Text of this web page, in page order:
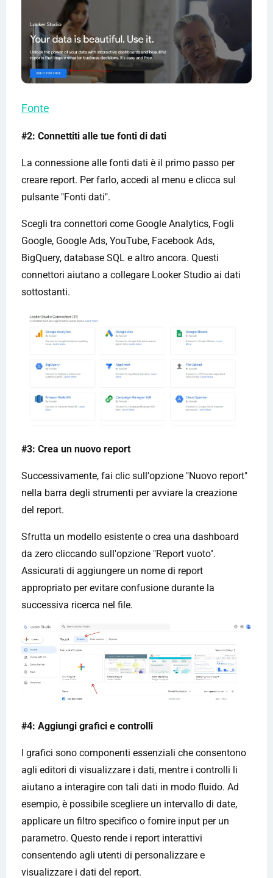
Fonte
#2: Connettiti alle tue fonti di dati
La connessione alle fonti dati è il primo passo per
creare report. Per farlo, accedi al menu e clicca sul
pulsante "Fonti dati".
Scegli tra connettori come Google Analytics, Fogli
Google, Google Ads, YouTube, Facebook Ads,
BigQuery, database SQL e altro ancora. Questi
connettori aiutano a collegare Looker Studio ai dati
sottostanti.
#3: Crea un nuovo report
Successivamente, fai clic sull'opzione "Nuovo report"
nella barra degli strumenti per avviare la creazione
del report.
Sfrutta un modello esistente o crea una dashboard
da zero cliccando sull'opzione "Report vuoto".
Assicurati di aggiungere un nome di report
appropriato per evitare confusione durante la
successiva ricerca nel file.
#4: Aggiungi grafici e controlli
I grafici sono componenti essenziali che consentono
agli editori di visualizzare i dati, mentre i controlli li
aiutano a interagire con tali dati in modo fluido. Ad
esempio, è possibile scegliere un intervallo di date,
applicare un filtro specifico o fornire input per un
parametro. Questo rende i report interattivi
consentendo agli utenti di personalizzare e
visualizzare i dati del report.